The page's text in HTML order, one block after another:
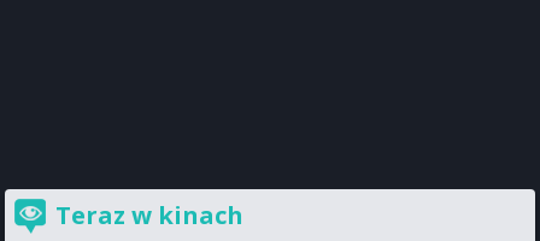
Teraz w kinach